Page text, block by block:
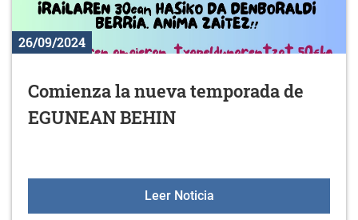
26/09/2024
Comienza la nueva temporada de
EGUNEAN BEHIN
Leer NoticiaComienza la nueva